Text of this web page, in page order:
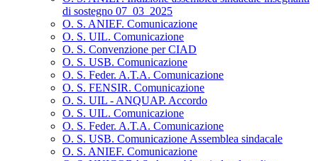
di sostegno 07_03_2025
O. S. ANIEF. Comunicazione
O. S. UIL. Comunicazione
O. S. Convenzione per CIAD
O. S. USB. Comunicazione
O. S. Feder. A.T.A. Comunicazione
O. S. FENSIR. Comunicazione
O. S. UIL - ANQUAP. Accordo
O. S. UIL. Comunicazione
O. S. Feder. A.T.A. Comunicazione
O. S. USB. Comunicazione Assemblea sindacale
O. S. ANIEF. Comunicazione